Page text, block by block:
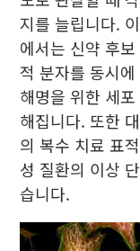
지를 늘립니다.
에서는 신약 후
적 분자를 동시
해명을 위한 세
해집니다. 또한
의 복수 치료 표
성 질환의 이상
습니다.